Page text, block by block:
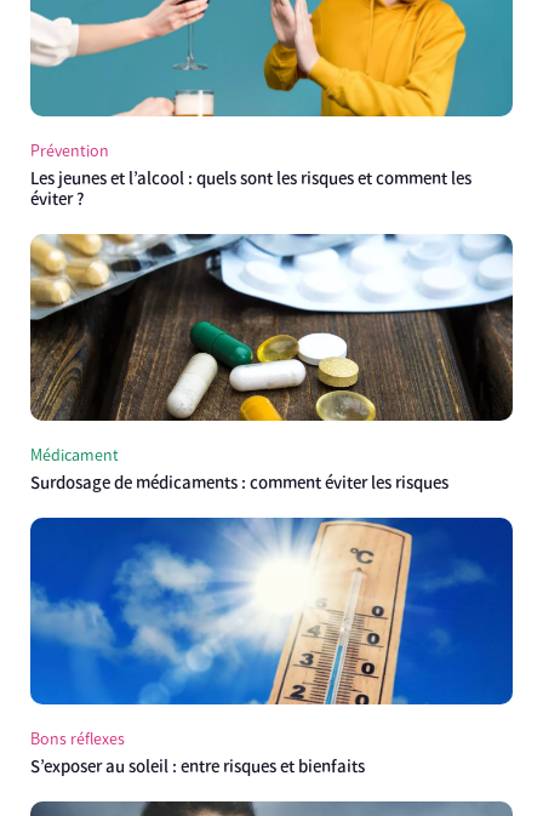
Prévention
Les jeunes et l’alcool : quels sont les risques et comment les
éviter ?
Médicament
Surdosage de médicaments : comment éviter les risques
Bons réflexes
S’exposer au soleil : entre risques et bienfaits